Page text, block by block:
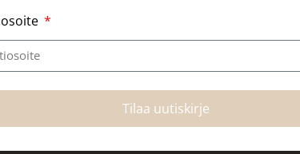
Tilaa uutiskirje